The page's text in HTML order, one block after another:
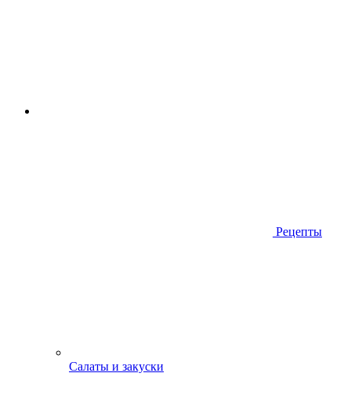
Рецепты
Салаты и закуски